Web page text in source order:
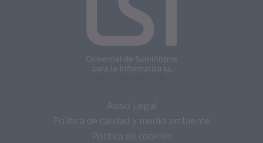
Aviso Legal
Política de calidad y medio ambiente
Política de cookies